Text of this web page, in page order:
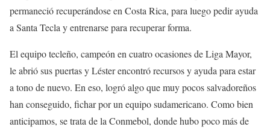
permaneció recuperándose en Costa Rica, para luego pedir ayuda
a Santa Tecla y entrenarse para recuperar forma.
El equipo tecleño, campeón en cuatro ocasiones de Liga Mayor,
le abrió sus puertas y Léster encontró recursos y ayuda para estar
a tono de nuevo. En eso, logró algo que muy pocos salvadoreños
han conseguido, fichar por un equipo sudamericano. Como bien
anticipamos, se trata de la Conmebol, donde hubo poco más de